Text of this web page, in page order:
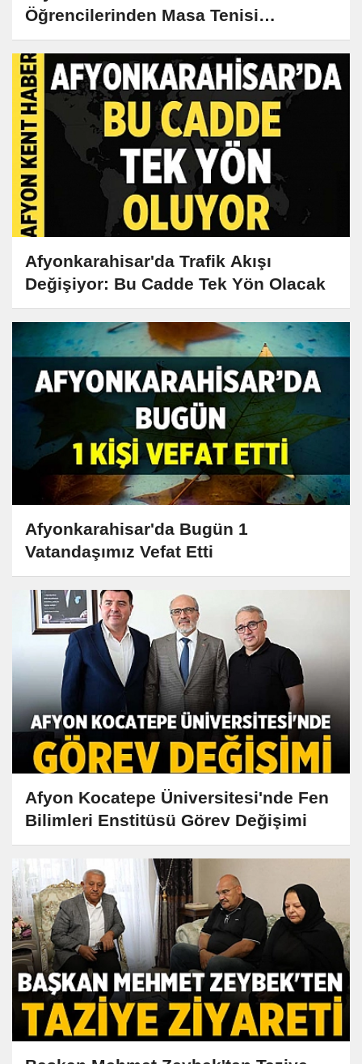
Öğrencilerinden Masa Tenisi
Şampiyonasında Büyük Başarı!
Afyonkarahisar'da Trafik Akışı
Değişiyor: Bu Cadde Tek Yön Olacak
Afyonkarahisar'da Bugün 1
Vatandaşımız Vefat Etti
Afyon Kocatepe Üniversitesi'nde Fen
Bilimleri Enstitüsü Görev Değişimi